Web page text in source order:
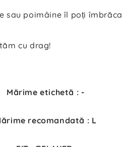
sau poimâine îl poți îmbrăca
cu drag!
Mărime etichetă : -
recomandată : L